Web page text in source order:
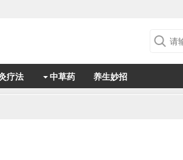
疗法 中草药 养生妙招